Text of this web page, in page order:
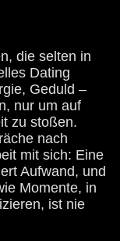
die selten in
Dating
Geduld –
nur um auf
zu stoßen.
nach
mit sich: Eine
Aufwand, und
Momente, in
ist nie